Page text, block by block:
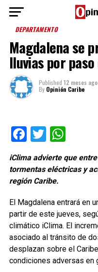
DEPARTAMENTO
Magdalena se
lluvias por
Published 12 meses ago
By Opinión Caribe
Facebook
Twitter
iClima advierte que
tormentas eléctricas y
región Caribe.
El Magdalena entrará en
partir de este jueves,
climático iClima. El
asociado al tránsito de
desplazan sobre el
condiciones adversas en